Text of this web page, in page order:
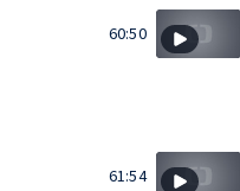
60:50
61:54